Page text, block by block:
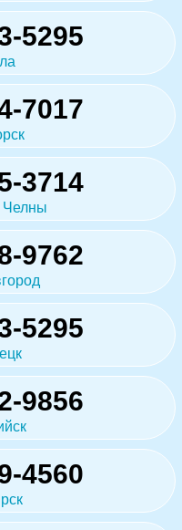
5295
7017
3714
9762
5295
9856
4560